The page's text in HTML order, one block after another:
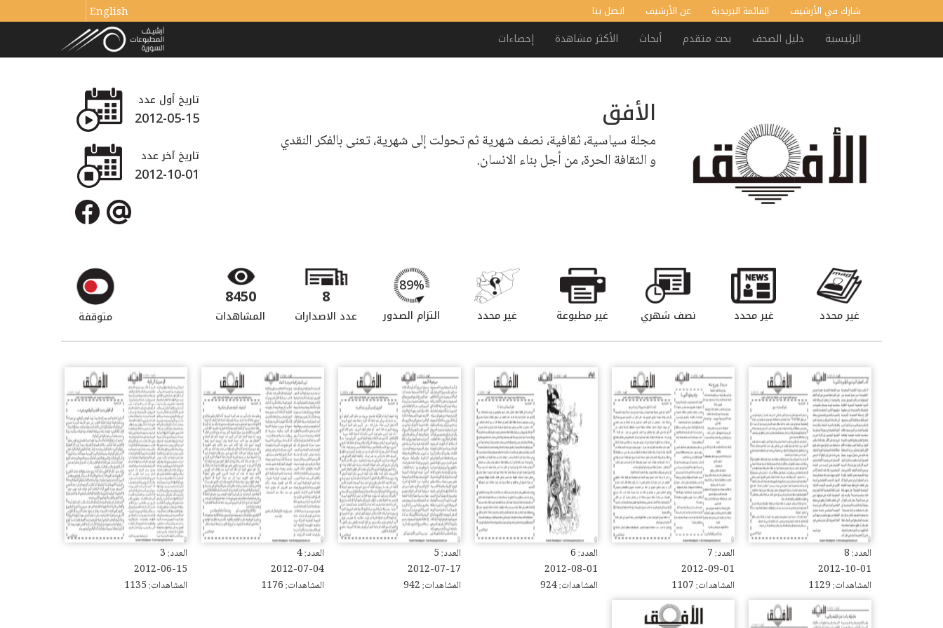
شارك في الأرشيف القائمة البريدية عن الأرشيف اتصل بنا English
الرئيسية دليل الصحف بحث متقدم أبحاث الأكثر مشاهدة إحصاءات
الأفق
مجلة سياسية، ثقافية، نصف شهرية ثم تحولت إلى شهرية، تعنى بالفكر النقدي
و الثقافة الحرة، من أجل بناء الانسان.
تاريخ أول عدد
2012-05-15
تاريخ آخر عدد
2012-10-01
غير محدد غير محدد نصف شهري غير مطبوعة غير محدد
89%
التزام الصدور
8
عدد الاصدارات
8450
المشاهدات متوقفة
العدد: 8
2012-10-01
المشاهدات: 1129
العدد: 7
2012-09-01
المشاهدات: 1107
العدد: 6
2012-08-01
المشاهدات: 924
العدد: 5
2012-07-17
المشاهدات: 942
العدد: 4
2012-07-04
المشاهدات: 1176
العدد: 3
2012-06-15
المشاهدات: 1135